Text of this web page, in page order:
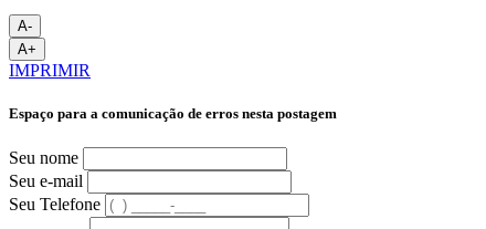
A-
A+
IMPRIMIR
Espaço para a comunicação de erros nesta postagem
Seu nome
Seu e-mail
Seu Telefone